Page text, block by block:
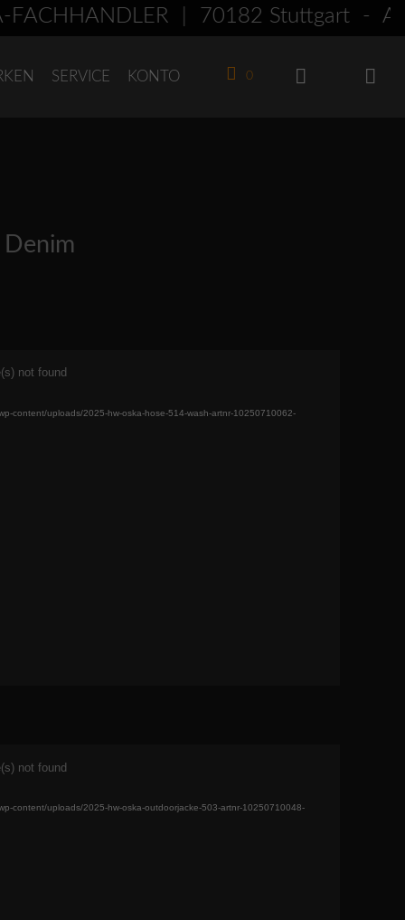
| 70182 Stuttgart -
SERVICE KONTO 0
not found
content/uploads/2025-hw-oska-hose-514-wash-artnr-10250710062-
not found
content/uploads/2025-hw-oska-outdoorjacke-503-artnr-10250710048-